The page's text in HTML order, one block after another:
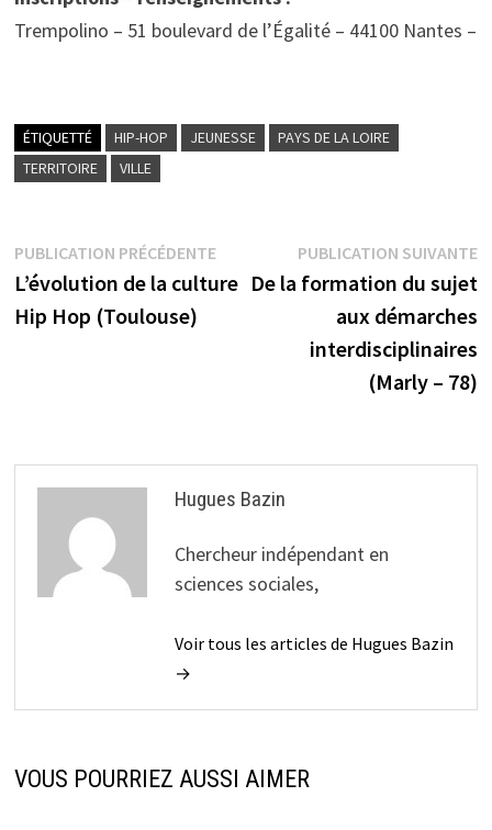
Trempolino – 51 boulevard de l’Égalité – 44100 Nantes –
ÉTIQUETTÉ HIP-HOP JEUNESSE
PAYS DE LA LOIRE
TERRITOIRE
VILLE
Navigation
de
l’article
PUBLICATION PRÉCÉDENTEPublication
précédente :
L’évolution de la culture
Hip Hop (Toulouse)
PUBLICATION SUIVANTE
De la formation du sujet
aux démarches
interdisciplinaires
(Marly – 78)
Hugues Bazin
Chercheur indépendant en
sciences sociales,
Voir tous les articles de Hugues Bazin
→
VOUS POURRIEZ AUSSI AIMER